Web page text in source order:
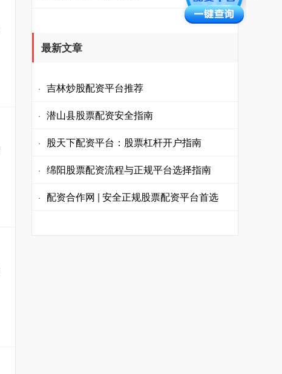
最新文章
· 吉林炒股配资平台推荐
· 潜山县股票配资安全指南
· 股天下配资平台：股票杠杆开户指南
· 绵阳股票配资流程与正规平台选择指南
· 配资合作网 | 安全正规股票配资平台首选